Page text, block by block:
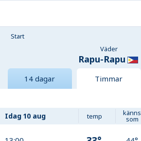
Start
Väder
Rapu-Rapu
14 dagar Timmar
Idag 10 aug temp känns
som